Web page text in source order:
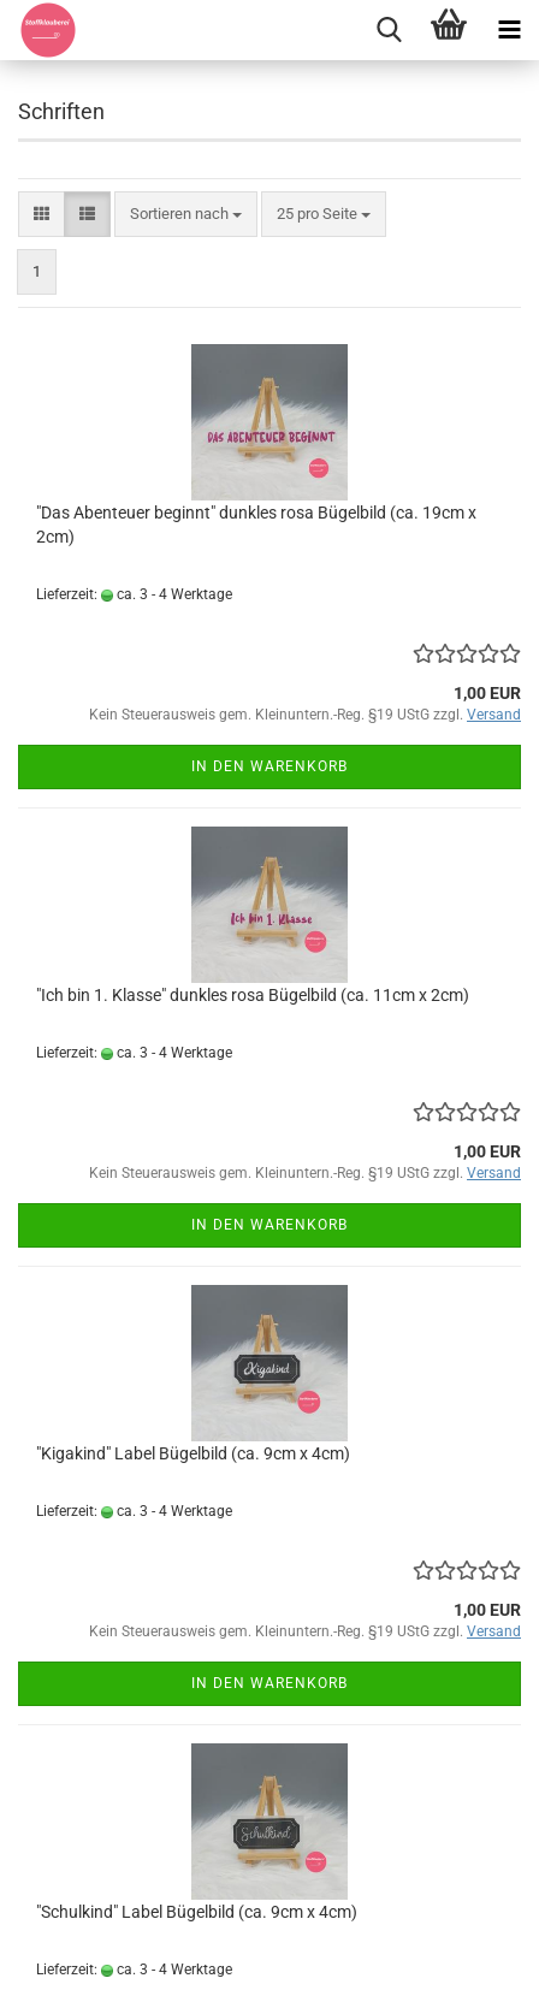
Schriften
Sortieren nach
Sortieren nach 25 pro Seite
pro Seite
1
"Das Abenteuer beginnt" dunkles rosa Bügelbild (ca. 19cm x
2cm)
Lieferzeit: ca. 3 - 4 Werktage
1,00 EUR
Kein Steuerausweis gem. Kleinuntern.-Reg. §19 UStG zzgl. Versand
IN DEN WARENKORB
"Ich bin 1. Klasse" dunkles rosa Bügelbild (ca. 11cm x 2cm)
Lieferzeit: ca. 3 - 4 Werktage
1,00 EUR
Kein Steuerausweis gem. Kleinuntern.-Reg. §19 UStG zzgl. Versand
IN DEN WARENKORB
"Kigakind" Label Bügelbild (ca. 9cm x 4cm)
Lieferzeit: ca. 3 - 4 Werktage
1,00 EUR
Kein Steuerausweis gem. Kleinuntern.-Reg. §19 UStG zzgl. Versand
IN DEN WARENKORB
"Schulkind" Label Bügelbild (ca. 9cm x 4cm)
Lieferzeit: ca. 3 - 4 Werktage